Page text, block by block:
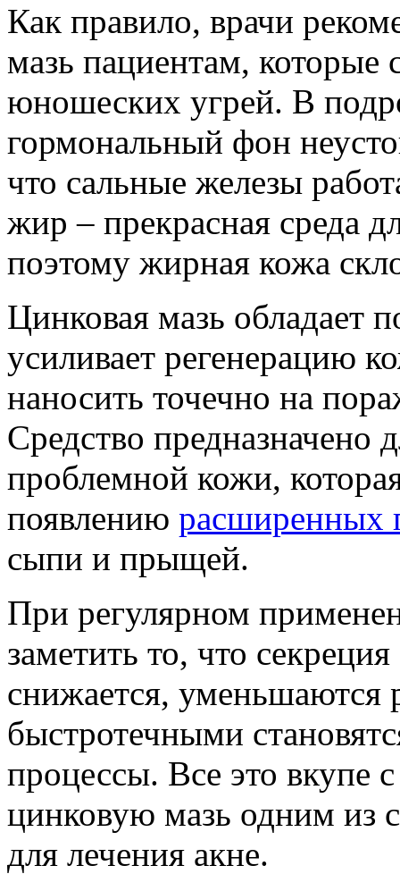
Как правило, врачи
мазь пациентам, которые
юношеских угрей. В
гормональный фон
что сальные железы
жир – прекрасная среда
поэтому жирная кожа
Цинковая мазь
усиливает регенерацию
наносить точечно на
Средство
проблемной кожи,
появлению расширенных
сыпи и прыщей.
При регулярном
заметить то, что
снижается, уменьшаются
быстротечными
процессы. Все это вкупе
цинковую мазь одним из
для лечения акне.